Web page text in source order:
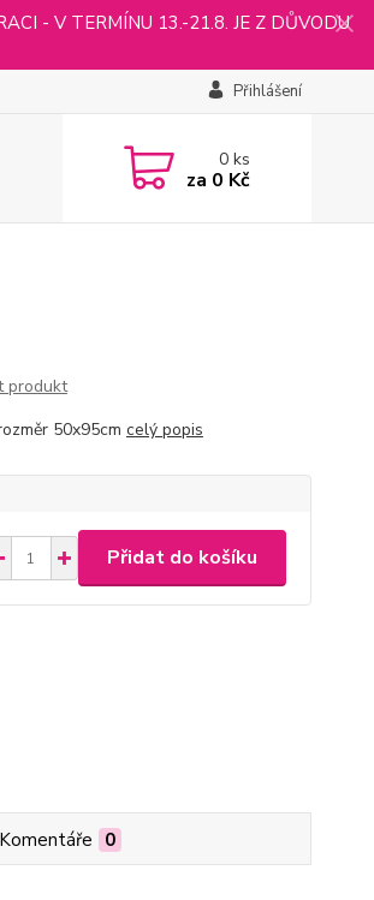
- V TERMÍNU 13.-21.8. JE Z DŮVODU
Přihlášení
0ks
za 0 Kč
produkt
50x95cm celý popis
Přidat do košíku
Komentáře 0